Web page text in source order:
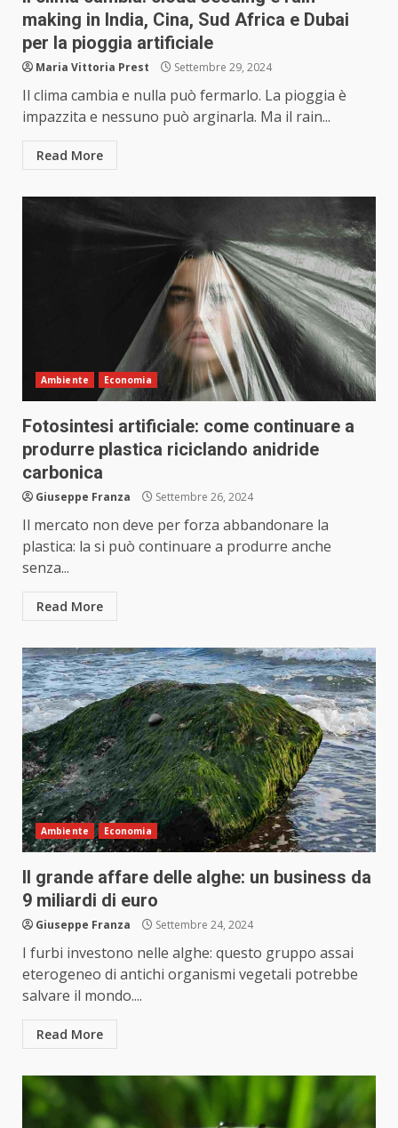
making in India, Cina, Sud Africa e Dubai
per la pioggia artificiale
Maria Vittoria Prest Settembre 29, 2024
Il clima cambia e nulla può fermarlo. La pioggia è
impazzita e nessuno può arginarla. Ma il rain...
Read More
Ambiente Economia
Fotosintesi artificiale: come continuare a
produrre plastica riciclando anidride
carbonica
Giuseppe Franza Settembre 26, 2024
Il mercato non deve per forza abbandonare la
plastica: la si può continuare a produrre anche
senza...
Read More
Ambiente Economia
Il grande affare delle alghe: un business da
9 miliardi di euro
Giuseppe Franza Settembre 24, 2024
I furbi investono nelle alghe: questo gruppo assai
eterogeneo di antichi organismi vegetali potrebbe
salvare il mondo....
Read More